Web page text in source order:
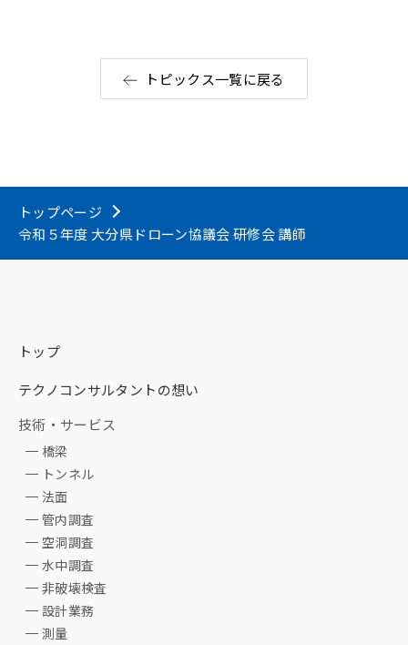
トピックス一覧に戻る
トップページ
令和５年度 大分県ドローン協議会 研修会 講師
トップ
テクノコンサルタントの想い
技術・サービス
橋梁
トンネル
法面
管内調査
空洞調査
水中調査
非破壊検査
設計業務
測量